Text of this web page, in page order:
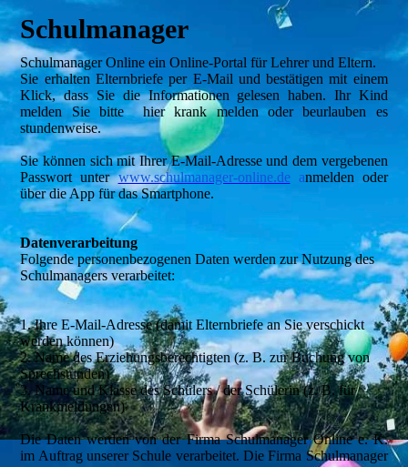
Schulmanager
Schulmanager Online ein Online-Portal für Lehrer und Eltern.
Sie erhalten Elternbriefe per E-Mail und bestätigen mit einem
Klick, dass Sie die Informationen gelesen haben. Ihr Kind
melden Sie bitte hier krank melden oder beurlauben es
stundenweise.
Sie können sich mit Ihrer E-Mail-Adresse und dem vergebenen
Passwort unterwww.schulmanager-online.deanmelden oder
über die App für das Smartphone.
Datenverarbeitung
Folgende personenbezogenen Daten werden zur Nutzung des
Schulmanagers verarbeitet:
1. Ihre E-Mail-Adresse (damit Elternbriefe an Sie verschickt
werden können)
2. Name des Erziehungsberechtigten (z. B. zur Buchung von
Sprechstunden)
3. Name und Klasse des Schülers / der Schülerin (z. B. für
Krankmeldungen)
Die Daten werden von der Firma Schulmanager Online e. K.
im Auftrag unserer Schule verarbeitet. Die Firma Schulmanager